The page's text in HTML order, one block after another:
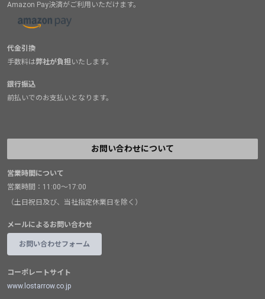
Amazon Pay決済がご利用いただけます。
代金引換
手数料は弊社が負担いたします。
銀行振込
前払いでのお支払いとなります。
お問い合わせについて
営業時間について
営業時間：11:00～17:00
（土日祝日及び、当社指定休業日を除く）
メールによるお問い合わせ
お問い合わせフォーム
コーポレートサイト
www.lostarrow.co.jp